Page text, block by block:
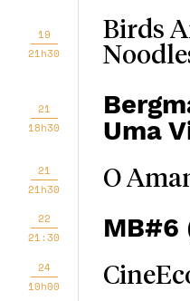
19
21h30
Birds
21
18h30
Uma
21
21h30
O
22
21:30
MB#6
24
10h00